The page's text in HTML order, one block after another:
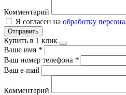
Комментарий
Я согласен на обработку
Отправить
Купить в 1 клик
Ваше имя *
Ваш номер телефона *
Ваш e-mail
Комментарий